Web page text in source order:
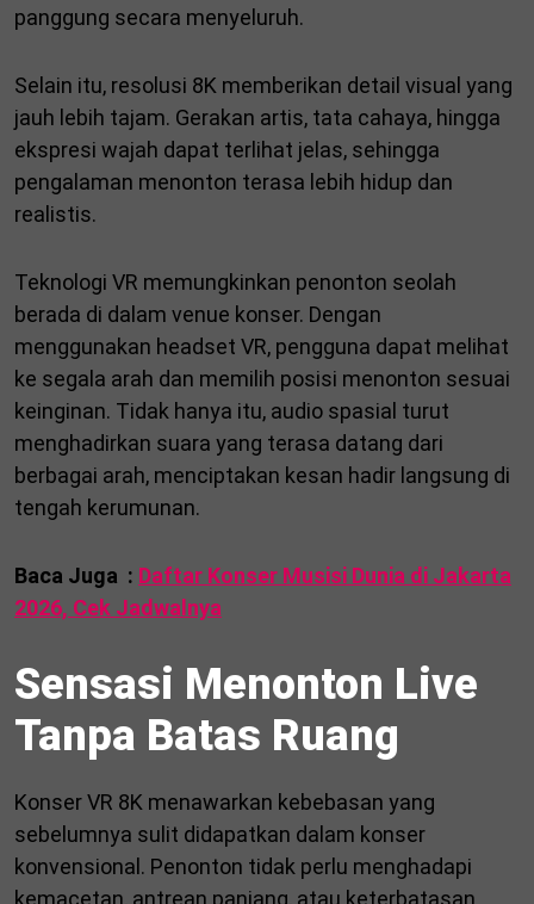
panggung secara menyeluruh.
Selain itu, resolusi 8K memberikan detail visual yang
jauh lebih tajam. Gerakan artis, tata cahaya, hingga
ekspresi wajah dapat terlihat jelas, sehingga
pengalaman menonton terasa lebih hidup dan
realistis.
Teknologi VR memungkinkan penonton seolah
berada di dalam venue konser. Dengan
menggunakan headset VR, pengguna dapat melihat
ke segala arah dan memilih posisi menonton sesuai
keinginan. Tidak hanya itu, audio spasial turut
menghadirkan suara yang terasa datang dari
berbagai arah, menciptakan kesan hadir langsung di
tengah kerumunan.
Baca Juga : Daftar Konser Musisi Dunia di Jakarta
2026, Cek Jadwalnya
Sensasi Menonton Live
Tanpa Batas Ruang
Konser VR 8K menawarkan kebebasan yang
sebelumnya sulit didapatkan dalam konser
konvensional. Penonton tidak perlu menghadapi